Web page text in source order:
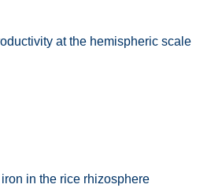
at the hemispheric scale
in the rice rhizosphere